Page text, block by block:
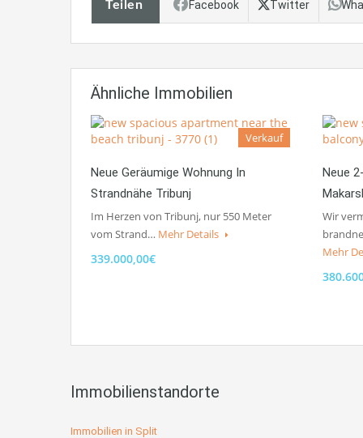
Teilen Facebook Twitter
Ähnliche Immobilien
Verkauf
Neue Geräumige Wohnung In
Strandnähe Tribunj
Im Herzen von Tribunj, nur 550 Meter
vom Strand… Mehr Details
339.000,00€
Neue
Wir
Mehr
Immobilienstandorte
Immobilien in Split